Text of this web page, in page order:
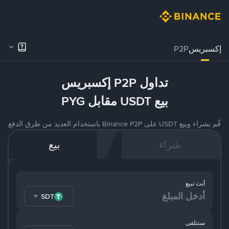
إكسبريسP2P
تداول P2P إكسبريس
بيع USDT مقابل PYG
قُم بشراء وبيع USDT على Binance P2P باستخدام العديد من طرق الدفع
شراء بيع
ستتلقى
أنت تبيع
USDT